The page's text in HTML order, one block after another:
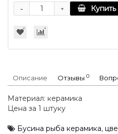
+
- Купить
Описание Отзывы 0
Материал: керамика
Цена за 1 штуку
Бусина рыба керамика,